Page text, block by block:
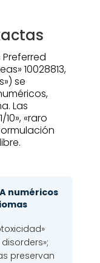
10028813,
se
Las
«raro
numéricos
preservan